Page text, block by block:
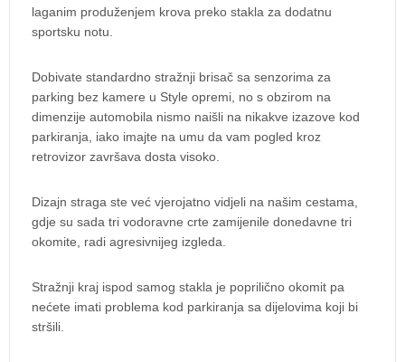
laganim produženjem krova preko stakla za dodatnu
sportsku notu.
Dobivate standardno stražnji brisač sa senzorima za
parking bez kamere u Style opremi, no s obzirom na
dimenzije automobila nismo naišli na nikakve izazove kod
parkiranja, iako imajte na umu da vam pogled kroz
retrovizor završava dosta visoko.
Dizajn straga ste već vjerojatno vidjeli na našim cestama,
gdje su sada tri vodoravne crte zamijenile donedavne tri
okomite, radi agresivnijeg izgleda.
Stražnji kraj ispod samog stakla je poprilično okomit pa
nećete imati problema kod parkiranja sa dijelovima koji bi
stršili.